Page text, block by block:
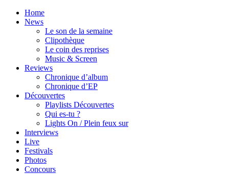
Home
News
Le son de la semaine
Clipothèque
Le coin des reprises
Music & Screen
Reviews
Chronique d’album
Chronique d’EP
Découvertes
Playlists Découvertes
Qui es-tu ?
Lights On / Plein feux sur
Interviews
Live
Festivals
Photos
Concours